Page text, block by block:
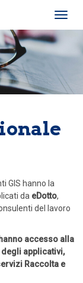
GIS hanno la
da eDotto,
del lavoro
accesso alla
applicativi,
Raccolta e